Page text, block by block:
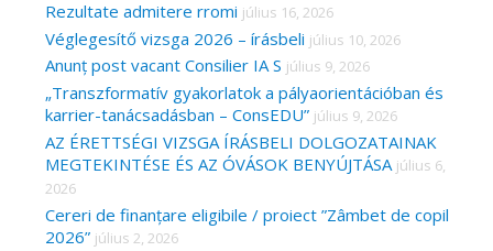
Rezultate admitere rromi július 16, 2026
Véglegesítő vizsga 2026 – írásbeli július 10, 2026
Anunț post vacant Consilier IA S július 9, 2026
„Transzformatív gyakorlatok a pályaorientációban és
karrier-tanácsadásban – ConsEDU” július 9, 2026
AZ ÉRETTSÉGI VIZSGA ÍRÁSBELI DOLGOZATAINAK
MEGTEKINTÉSE ÉS AZ ÓVÁSOK BENYÚJTÁSA július 6,
2026
Cereri de finanțare eligibile / proiect ”Zâmbet de copil
2026” július 2, 2026